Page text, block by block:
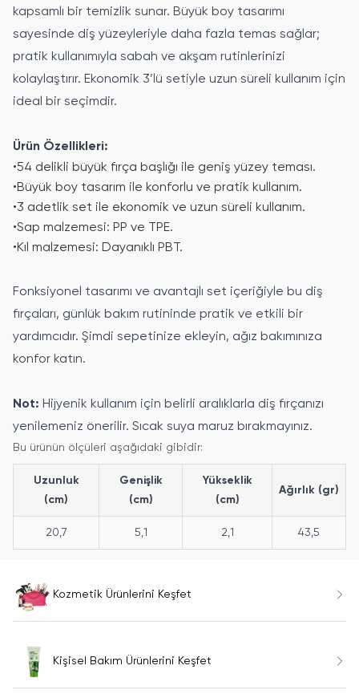
kapsamlı bir temizlik sunar. Büyük boy tasarımı
sayesinde diş yüzeyleriyle daha fazla temas sağlar;
pratik kullanımıyla sabah ve akşam rutinlerinizi
kolaylaştırır. Ekonomik 3’lü setiyle uzun süreli kullanım için
ideal bir seçimdir.
Ürün Özellikleri:
•54 delikli büyük fırça başlığı ile geniş yüzey teması.
•Büyük boy tasarım ile konforlu ve pratik kullanım.
•3 adetlik set ile ekonomik ve uzun süreli kullanım.
•Sap malzemesi: PP ve TPE.
•Kıl malzemesi: Dayanıklı PBT.
Fonksiyonel tasarımı ve avantajlı set içeriğiyle bu diş
fırçaları, günlük bakım rutininde pratik ve etkili bir
yardımcıdır. Şimdi sepetinize ekleyin, ağız bakımınıza
konfor katın.
Not: Hijyenik kullanım için belirli aralıklarla diş fırçanızı
yenilemeniz önerilir. Sıcak suya maruz bırakmayınız.
Bu ürünün ölçüleri aşağıdaki gibidir:
Uzunluk
(cm)
Genişlik
(cm)
Yükseklik
(cm)
Ağırlık (gr)
20,7 5,1 2,1 43,5
Kozmetik Ürünlerini Keşfet
Kişisel Bakım Ürünlerini Keşfet